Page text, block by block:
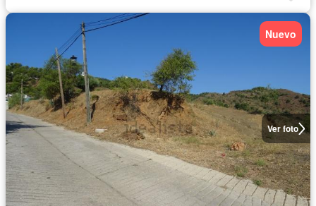
Ver foto
Nuevo